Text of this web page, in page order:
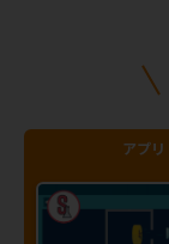
アプリ